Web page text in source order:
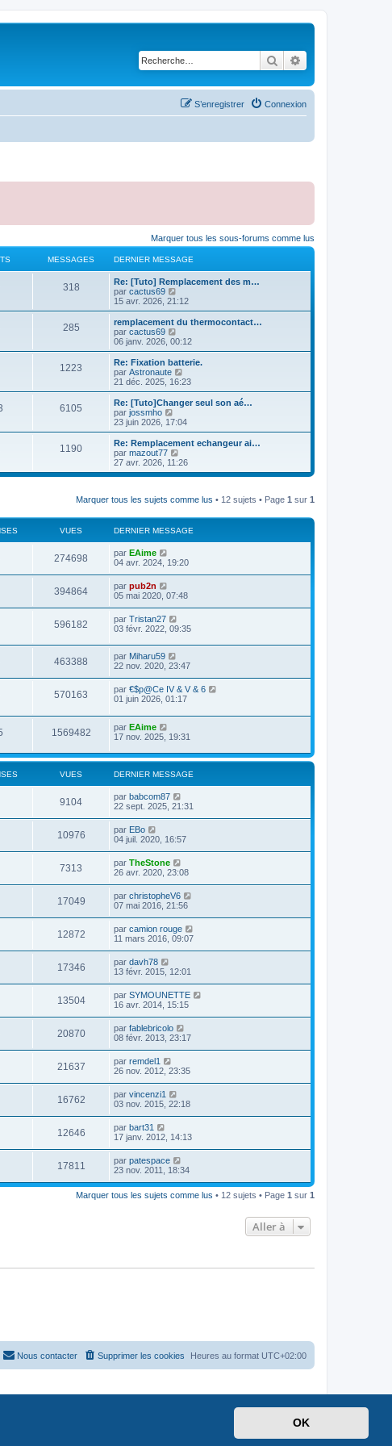
OK
Rechercher
Connexion
S’enregistrer
Marquer tous les sous-forums comme lus
MESSAGES DERNIER MESSAGE
318
Re: [Tuto] Remplacement des m…
par cactus69
o
i
r
e
e
r
n
i
r
e
s
s
a
g
e
15 avr. 2026, 21:12
285
remplacement du thermocontact…
par cactus69
o
i
r
l
e
r
n
i
r
m
e
s
g
06 janv. 2026, 00:12
1223
Re: Fixation batterie.
par Astronaute
o
i
r
l
e
r
n
i
e
m
s
s
a
g
21 déc. 2025, 16:23
6105
Re: [Tuto]Changer seul son aé…
par jossmho
o
i
r
l
e
e
n
e
r
s
a
e
23 juin 2026, 17:04
1190
Re: Remplacement echangeur ai…
par mazout77
o
i
e
e
r
e
r
m
s
s
g
27 avr. 2026, 11:26
Marquer tous les sujets comme lus • 12 sujets • Page 1 sur 1
VUES DERNIER MESSAGE
274698 par EAime
04 avr. 2024, 19:20
394864 par pub2n
05 mai 2020, 07:48
596182 par Tristan27
03 févr. 2022, 09:35
463388 par Miharu59
22 nov. 2020, 23:47
570163 par €$p@Ce IV & V & 6
01 juin 2026, 01:17
1569482 par EAime
17 nov. 2025, 19:31
VUES DERNIER MESSAGE
9104 par babcom87
22 sept. 2025, 21:31
10976 par EBo
04 juil. 2020, 16:57
7313 par TheStone
26 avr. 2020, 23:08
17049 par christopheV6
07 mai 2016, 21:56
12872 par camion rouge
11 mars 2016, 09:07
17346 par davh78
13 févr. 2015, 12:01
13504 par SYMOUNETTE
16 avr. 2014, 15:15
20870 par fablebricolo
08 févr. 2013, 23:17
21637 par remdel1
26 nov. 2012, 23:35
16762 par vincenzi1
03 nov. 2015, 22:18
12646 par bart31
17 janv. 2012, 14:13
17811 par patespace
23 nov. 2011, 18:34
Marquer tous les sujets comme lus • 12 sujets • Page 1 sur 1
Aller à
Heures au format UTC+02:00
Supprimer les cookies
Nous contacter